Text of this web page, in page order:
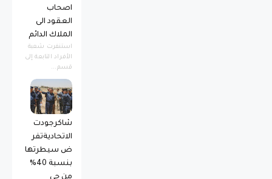
اصحاب
العقود الى
الملاك الدائم
استنفرت شعبة
الأفراد التابعة إلى
قسم...
شاكرجودت
الاتحاديةتفر
ض سيطرتها
بنسبة 40%